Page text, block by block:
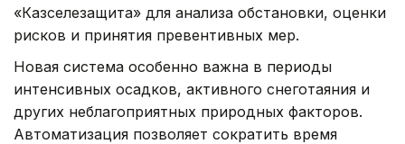
«Казселезащита» для анализа обстановки, оценки
рисков и принятия превентивных мер.
Новая система особенно важна в периоды
интенсивных осадков, активного снеготаяния и
других неблагоприятных природных факторов.
Автоматизация позволяет сократить время